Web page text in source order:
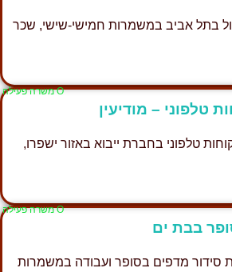
בתל אביב במשמרות חמישי-שישי, שכר
Ο משרה פעילה
טלפוני – מודיעין
טלפוני בחברת ייבוא באזור ישפרו,
Ο משרה פעילה
בבת ים
סידור מדפים בסופר ועבודה במשמרות